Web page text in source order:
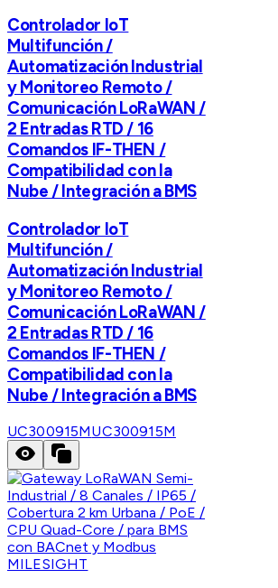
Controlador IoT
Multifunción /
Automatización Industrial
y Monitoreo Remoto /
Comunicación LoRaWAN /
2 Entradas RTD / 16
Comandos IF-THEN /
Compatibilidad con la
Nube / Integración a BMS
Controlador IoT
Multifunción /
Automatización Industrial
y Monitoreo Remoto /
Comunicación LoRaWAN /
2 Entradas RTD / 16
Comandos IF-THEN /
Compatibilidad con la
Nube / Integración a BMS
UC300915MUC300915M
MILESIGHT